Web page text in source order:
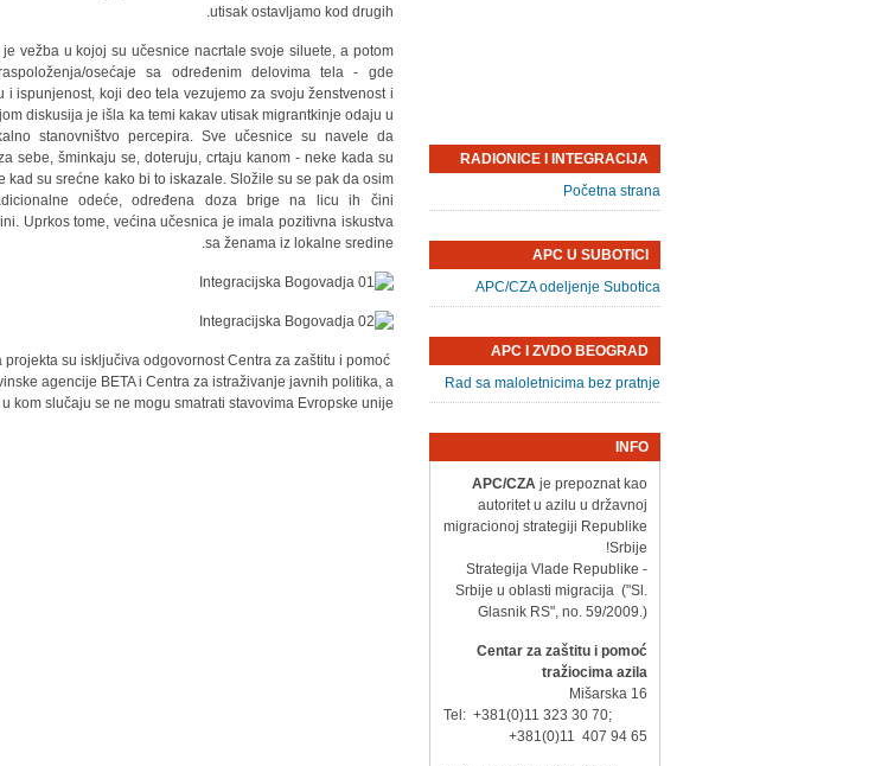
utisak ostavljamo kod drugih.
vežba u kojoj su učesnice nacrtale svoje siluete, a potom
osećaje sa određenim delovima tela - gde
i ispunjenost, koji deo tela vezujemo za svoju ženstvenost i
diskusija je išla ka temi kakav utisak migrantkinje odaju u
stanovništvo percepira. Sve učesnice su navele da
sebe, šminkaju se, doteruju, crtaju kanom - neke kada su
kad su srećne kako bi to iskazale. Složile su se pak da osim
odeće, određena doza brige na licu ih čini
Uprkos tome, većina učesnica je imala pozitivna iskustva
sa ženama iz lokalne sredine.
su isključiva odgovornost Centra za zaštitu i pomoć
agencije BETA i Centra za istraživanje javnih politika, a
kom slučaju se ne mogu smatrati stavovima Evropske unije.
RADIONICE I INTEGRACIJA
Početna strana
APC U SUBOTICI
APC/CZA odeljenje Subotica
APC I ZVDO BEOGRAD
Rad sa maloletnicima bez pratnje
INFO
APC/CZA je prepoznat kao
autoritet u azilu u državnoj
migracionoj strategiji Republike
Srbije!
- Strategija Vlade Republike
Srbije u oblasti migracija ("Sl.
Glasnik RS", no. 59/2009.)
Centar za zaštitu i pomoć
tražiocima azila
Mišarska 16
Tel: +381(0)11 323 30 70;
+381(0)11 407 94 65